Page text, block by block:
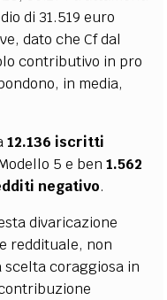
di 31.519 euro
dato che Cf dal
contributivo in pro
in media,
12.136 iscritti
5 e ben1.562
negativo.
divaricazione
reddituale, non
scelta coraggiosa in